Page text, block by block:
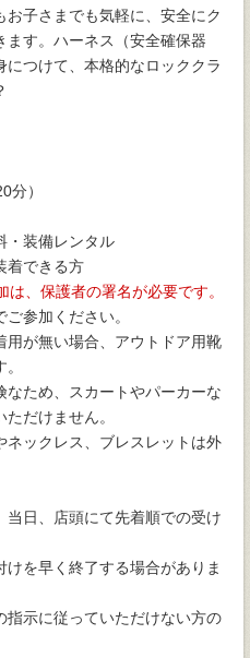
子さまでも気軽に、安全にク
ます。ハーネス（安全確保器
つけて、本格的なロッククラ
20分）
・装備レンタル
着できる方
、保護者の署名が必要です。
参加ください。
用が無い場合、アウトドア用靴
なため、スカートやパーカーな
だけません。
ネックレス、ブレスレットは外
日、店頭にて先着順での受け
を早く終了する場合がありま
示に従っていただけない方の